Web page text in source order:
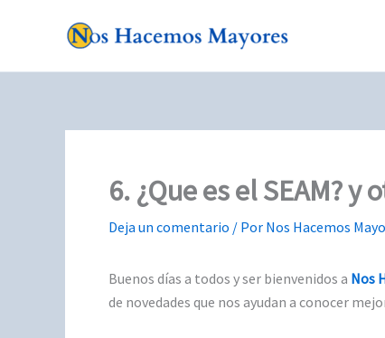
6. ¿Que es el SEAM?
Deja un comentario / Por Nos Hacemos
Buenos días a todos y ser bienvenidos a Nos
de novedades que nos ayudan a conocer